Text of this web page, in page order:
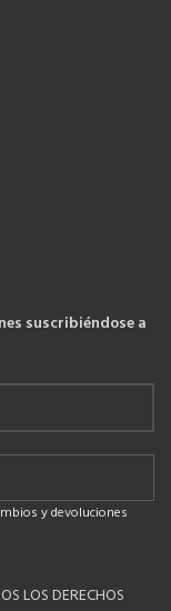
suscribiéndose a
y devoluciones
LOS DERECHOS